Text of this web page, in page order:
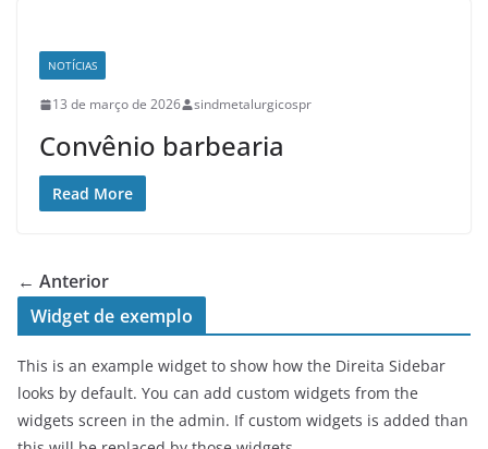
NOTÍCIAS
13 de março de 2026 sindmetalurgicospr
Convênio barbearia
Read More
← Anterior
Widget de exemplo
This is an example widget to show how the Direita Sidebar
looks by default. You can add custom widgets from the
widgets screen in the admin. If custom widgets is added than